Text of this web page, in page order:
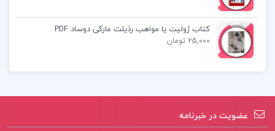
دانلود رایگان pdf کتاب مباحثی در نظریه حلقه ها و
مدول خدیجه احمدی آملی
کتاب پیشنهادی📚
کتاب ژولیت یا مواهب رذیلت مارکی دوساد PDF
25,000 تومان
عضویت در خبرنامه